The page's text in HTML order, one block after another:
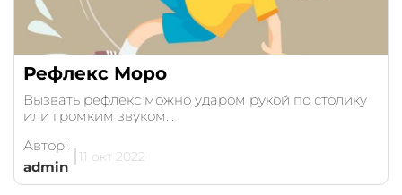
Рефлекс Моро
Вызвать рефлекс можно ударом рукой по столику
или громким звуком...
Автор:
admin
11 окт 2022